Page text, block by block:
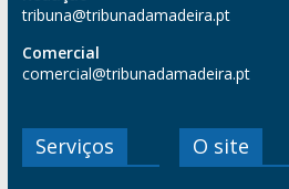
tribuna@tribunadamadeira.pt
Comercial
comercial@tribunadamadeira.pt
Serviços O site